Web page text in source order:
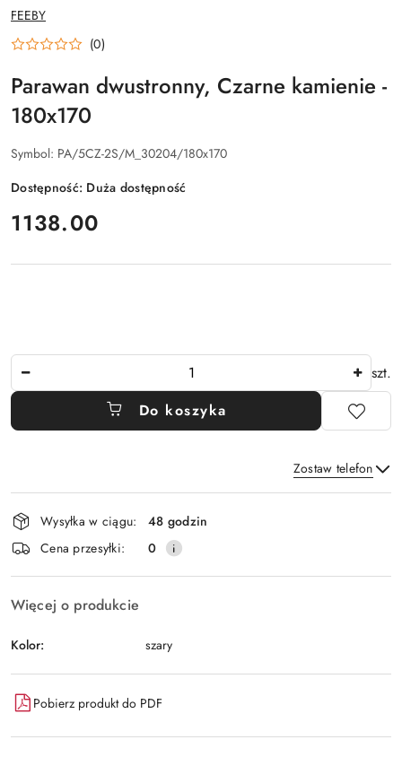
NAZWA
PRODUCENTA:
FEEBY
(0)
Parawan dwustronny, Czarne kamienie -
180x170
Symbol: PA/5CZ-2S/M_30204/180x170
Dostępność: Duża dostępność
cena:
1138.00
szt.
Do koszyka
Zostaw telefon
Wyślij
Dostępność
i
dostawa
Wysyłka w ciągu:
48 godzin
Cena przesyłki:
0
Więcej o produkcie
Kolor: szary
Pobierz produkt do PDF